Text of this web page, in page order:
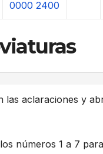
0000 2400
las aclaraciones y
números 1 a 7